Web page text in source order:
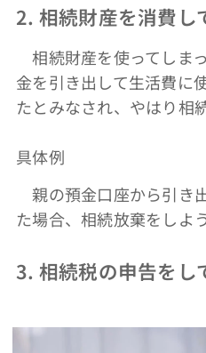
2. 相続財産を消費し
相続財産を使ってしま
金を引き出して生活費に
たとみなされ、やはり相
具体例
親の預金口座から引き
た場合、相続放棄をしよ
3. 相続税の申告をし